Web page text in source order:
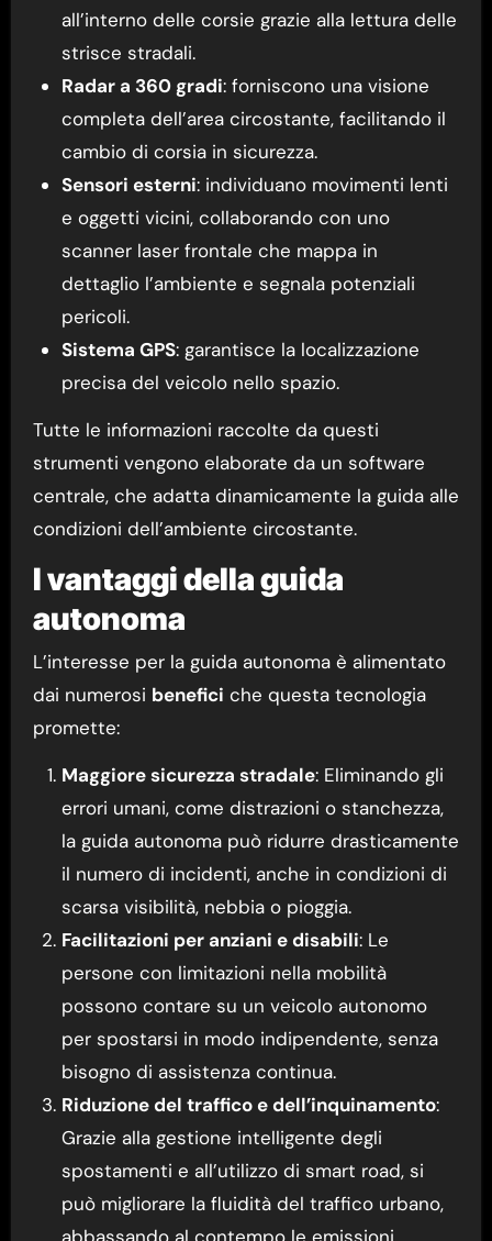
all’interno delle corsie grazie alla lettura delle
strisce stradali.
Radar a 360 gradi: forniscono una visione
completa dell’area circostante, facilitando il
cambio di corsia in sicurezza.
Sensori esterni: individuano movimenti lenti
e oggetti vicini, collaborando con uno
scanner laser frontale che mappa in
dettaglio l’ambiente e segnala potenziali
pericoli.
Sistema GPS: garantisce la localizzazione
precisa del veicolo nello spazio.
Tutte le informazioni raccolte da questi
strumenti vengono elaborate da un software
centrale, che adatta dinamicamente la guida alle
condizioni dell’ambiente circostante.
I vantaggi della guida
autonoma
L’interesse per la guida autonoma è alimentato
dai numerosi benefici che questa tecnologia
promette:
Maggiore sicurezza stradale: Eliminando gli
errori umani, come distrazioni o stanchezza,
la guida autonoma può ridurre drasticamente
il numero di incidenti, anche in condizioni di
scarsa visibilità, nebbia o pioggia.
Facilitazioni per anziani e disabili: Le
persone con limitazioni nella mobilità
possono contare su un veicolo autonomo
per spostarsi in modo indipendente, senza
bisogno di assistenza continua.
Riduzione del traffico e dell’inquinamento:
Grazie alla gestione intelligente degli
spostamenti e all’utilizzo di smart road, si
può migliorare la fluidità del traffico urbano,